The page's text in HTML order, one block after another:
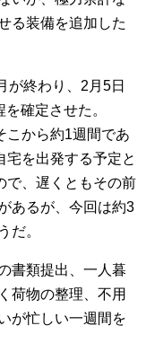
る装備を追加した
が終わり、2月5日
確定させた。
こから約1週間であ
宅を出発する予定と
で、遅くともその前
あるが、今回は約3
だ。
書類提出、一人暮
荷物の整理、不用
が忙しい一週間を